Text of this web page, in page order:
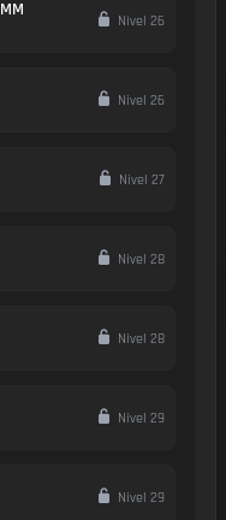
Nivel 26
Nivel 26
Nivel 27
Nivel 28
Nivel 28
Nivel 29
Nivel 29